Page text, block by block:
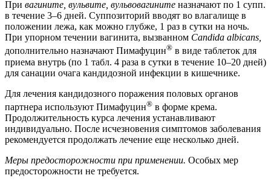
При вагините, вульвите, вульвовагините назначают по 1 супп.
в течение 3–6 дней. Суппозиторий вводят во влагалище в
положении лежа, как можно глубже, 1 раз в сутки на ночь.
При упорном течении вагинита, вызванном Candida albicans,
дополнительно назначают Пимафуцин® в виде таблеток для
приема внутрь (по 1 табл. 4 раза в сутки в течение 10–20 дней)
для санации очага кандидозной инфекции в кишечнике.
Для лечения кандидозного поражения половых органов
партнера используют Пимафуцин® в форме крема.
Продолжительность курса лечения устанавливают
индивидуально. После исчезновения симптомов заболевания
рекомендуется продолжать лечение еще несколько дней.
Меры предосторожности при применении. Особых мер
предосторожности не требуется.